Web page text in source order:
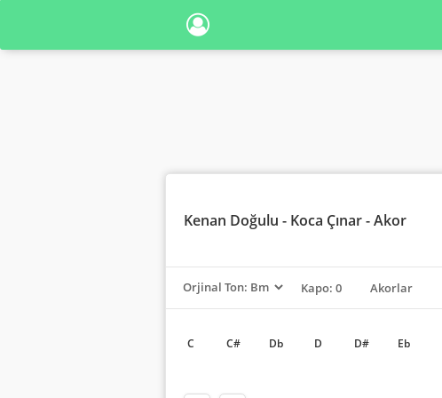
Kenan Doğulu - Koca Çınar - Akor
Kapo: 0 Akorlar
C C# Db D D# Eb